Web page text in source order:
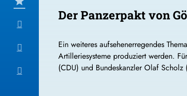
Der Panzerpakt von
Ein weiteres aufsehenerregendes
Artilleriesysteme produziert werden.
(CDU) und Bundeskanzler Olaf